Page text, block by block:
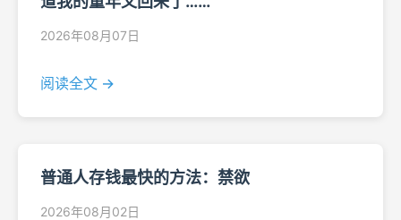
2026年08月07日
阅读全文 →
普通人存钱最快的方法：禁欲
2026年08月02日